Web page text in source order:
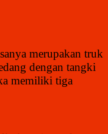
merupakan truk
dengan tangki
memiliki tiga